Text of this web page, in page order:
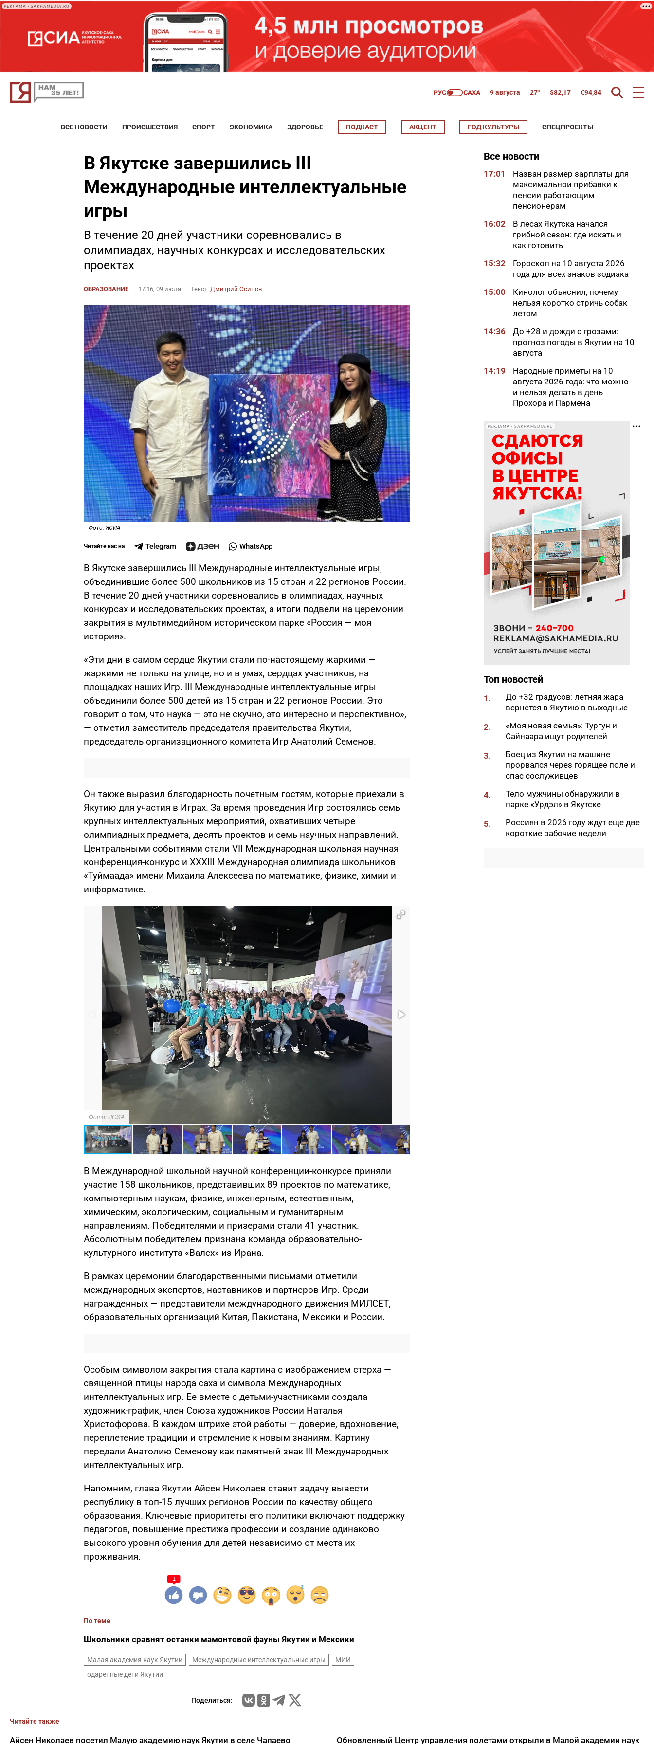
РЕКЛАМА • SAKHAMEDIA.RU
9 августа 27° $82,17 €94,84
ВСЕ НОВОСТИ ПРОИСШЕСТВИЯ СПОРТ ЭКОНОМИКА ЗДОРОВЬЕ ПОДКАСТ АКЦЕНТ ГОД КУЛЬТУРЫ СПЕЦПРОЕКТЫ
В Якутске завершились III
Международные интеллектуальные
игры
В течение 20 дней участники соревновались в
олимпиадах, научных конкурсах и исследовательских
проектах
ОБРАЗОВАНИЕ 17:16, 09 июля Текст: Дмитрий Осипов
Фото: ЯСИА
Читайте нас на Telegram WhatsApp
В Якутске завершились III Международные интеллектуальные игры,
объединившие более 500 школьников из 15 стран и 22 регионов России.
В течение 20 дней участники соревновались в олимпиадах, научных
конкурсах и исследовательских проектах, а итоги подвели на церемонии
закрытия в мультимедийном историческом парке «Россия — моя
история».
«Эти дни в самом сердце Якутии стали по-настоящему жаркими —
жаркими не только на улице, но и в умах, сердцах участников, на
площадках наших Игр. III Международные интеллектуальные игры
объединили более 500 детей из 15 стран и 22 регионов России. Это
говорит о том, что наука — это не скучно, это интересно и перспективно»,
— отметил заместитель председателя правительства Якутии,
председатель организационного комитета Игр Анатолий Семенов.
Он также выразил благодарность почетным гостям, которые приехали в
Якутию для участия в Играх. За время проведения Игр состоялись семь
крупных интеллектуальных мероприятий, охвативших четыре
олимпиадных предмета, десять проектов и семь научных направлений.
Центральными событиями стали VII Международная школьная научная
конференция-конкурс и XXXIII Международная олимпиада школьников
«Туймаада» имени Михаила Алексеева по математике, физике, химии и
информатике.
Фото: ЯСИА
В Международной школьной научной конференции-конкурсе приняли
участие 158 школьников, представивших 89 проектов по математике,
компьютерным наукам, физике, инженерным, естественным,
химическим, экологическим, социальным и гуманитарным
направлениям. Победителями и призерами стали 41 участник.
Абсолютным победителем признана команда образовательно-
культурного института «Валех» из Ирана.
В рамках церемонии благодарственными письмами отметили
международных экспертов, наставников и партнеров Игр. Среди
награжденных — представители международного движения МИЛСЕТ,
образовательных организаций Китая, Пакистана, Мексики и России.
Особым символом закрытия стала картина с изображением стерха —
священной птицы народа саха и символа Международных
интеллектуальных игр. Ее вместе с детьми-участниками создала
художник-график, член Союза художников России Наталья
Христофорова. В каждом штрихе этой работы — доверие, вдохновение,
переплетение традиций и стремление к новым знаниям. Картину
передали Анатолию Семенову как памятный знак III Международных
интеллектуальных игр.
Напомним, глава Якутии Айсен Николаев ставит задачу вывести
республику в топ-15 лучших регионов России по качеству общего
образования. Ключевые приоритеты его политики включают поддержку
педагогов, повышение престижа профессии и создание одинаково
высокого уровня обучения для детей независимо от места их
проживания.
1
По теме
Школьники сравнят останки мамонтовой фауны Якутии и Мексики
Малая академия наук Якутии Международные интеллектуальные игры
МИИ
одаренные дети Якутии
Поделиться:
Все новости
17:01
Назван размер зарплаты для
максимальной прибавки к
пенсии работающим
пенсионерам
16:02
В лесах Якутска начался
грибной сезон: где искать и
как готовить
15:32
Гороскоп на 10 августа 2026
года для всех знаков зодиака
15:00
Кинолог объяснил, почему
нельзя коротко стричь собак
летом
14:36
До +28 и дожди с грозами:
прогноз погоды в Якутии на 10
августа
14:19
Народные приметы на 10
августа 2026 года: что можно
и нельзя делать в день
Прохора и Пармена
КМНС в Якутии
14:00
На проспекте Михаила
Николаева в Якутске
ограничат движение с 10
августа
13:15
Топ-10 новостей: ливень в
Якутске, алмазный кластер и
топливо в Южной Якутии
12:42
В районах Якутии полностью
освободили от воды
подтопленные территории
12:33
Якутяне могут подать заявку
на главную просветительскую
премию страны
госслужащих в России
12:00
Семечки и аппендицит: что на
выставку «Петергоф.
Великолепный век»
11:18
В Сунтарском районе
потушили один лесной пожар
11:00
Глава ЖДЯ поздравил
строителей с
профессиональным
В Якутске у женщины по схеме
тысяч рублей
РЕКЛАМА • SAKHAMEDIA.RU
Топ новостей
1.
До +32 градусов: летняя жара
вернется в Якутию в выходные
2.
«Моя новая семья»: Тургун и
Сайнаара ищут родителей
3.
Боец из Якутии на машине
прорвался через горящее поле и
спас сослуживцев
4.
Тело мужчины обнаружили в
парке «Урдэл» в Якутске
5.
Россиян в 2026 году ждут еще две
короткие рабочие недели
Читайте также
Айсен Николаев посетил Малую академию наук Якутии в селе Чапаево Обновленный Центр управления полетами открыли в Малой академии наук